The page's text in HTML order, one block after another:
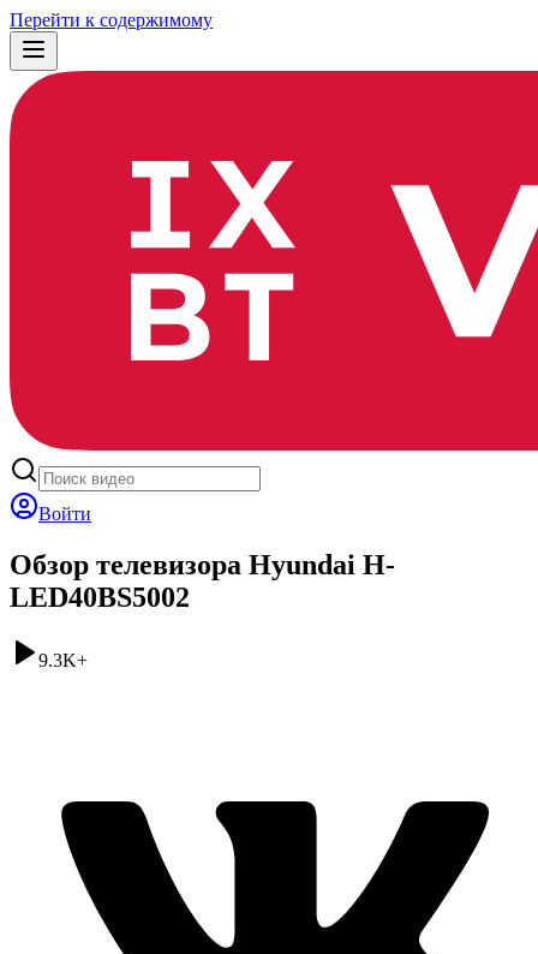
Перейти к содержимому
Войти
Обзор телевизора Hyundai H-
LED40BS5002
9.3K+